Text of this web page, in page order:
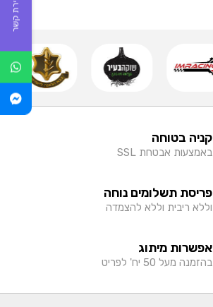
קניה בטוחה
באמצעות אבטחת SSL
פריסת תשלומים נוחה
וללא ריבית וללא להצמדה
אפשרות מיתוג
בהזמנה מעל 50 יח' לפריט
יצירת קשר